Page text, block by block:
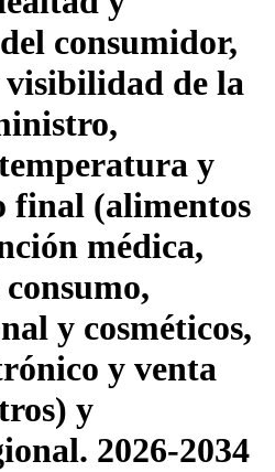
consumidor,
visibilidad de la
y
final (alimentos
médica,
y cosméticos,
y venta
y
2026-2034